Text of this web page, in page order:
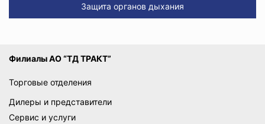
Защита органов дыхания
Филиалы АО “ТД ТРАКТ”
Торговые отделения
Дилеры и представители
Сервис и услуги